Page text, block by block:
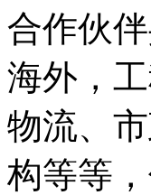
合作伙
海外，
物流、
构等等